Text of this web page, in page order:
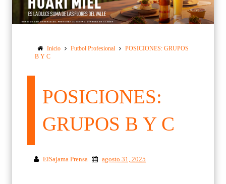
Inicio Futbol Profesional
POSICIONES: GRUPOS
B Y C
POSICIONES:
GRUPOS B Y C
ElSajama Prensa agosto 31, 2025